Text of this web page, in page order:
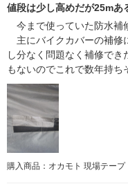
値段は少し高めだが25mあ
今まで使っていた防水補
主にバイクカバーの補修
し分なく問題なく補修で
もないのでこれで数年持ち
購入商品：オカモト 現場テー